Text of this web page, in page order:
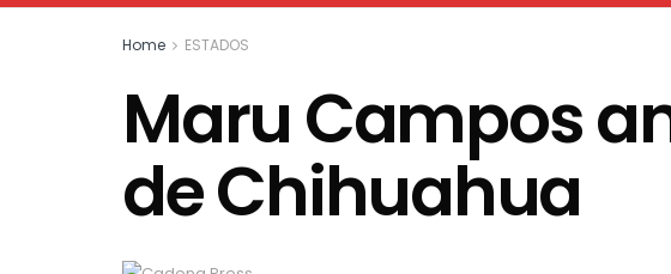
Home ESTADOS
Maru Campos
de Chihuahua